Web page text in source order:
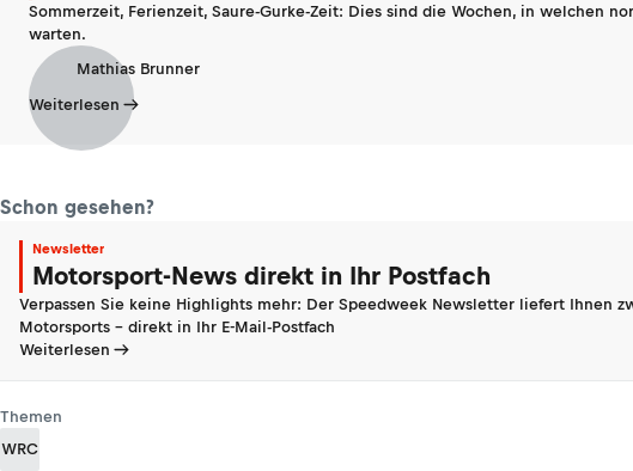
Sommerzeit, Ferienzeit, Saure-Gurke-Zeit: Dies sind die Wochen, in welchen
warten.
Mathias Brunner
Weiterlesen
Schon gesehen?
Newsletter
Motorsport-News direkt in Ihr Postfach
Verpassen Sie keine Highlights mehr: Der Speedweek Newsletter liefert Ihnen
Motorsports - direkt in Ihr E-Mail-Postfach
Weiterlesen
Themen
WRC